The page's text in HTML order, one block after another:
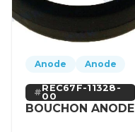
Anode Anode
REC67F-11328-
00
BOUCHON ANODE